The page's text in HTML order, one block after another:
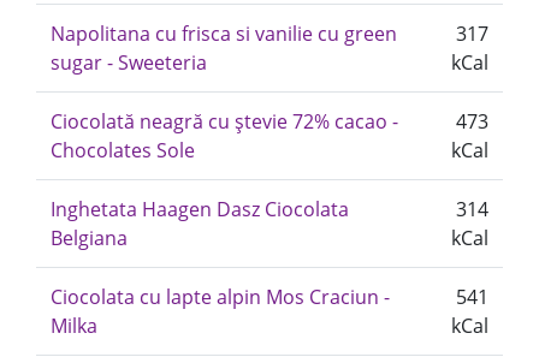
Napolitana cu frisca si vanilie cu green
sugar - Sweeteria
317
kCal
Ciocolată neagră cu ștevie 72% cacao -
Chocolates Sole
473
kCal
Inghetata Haagen Dasz Ciocolata
Belgiana
314
kCal
Ciocolata cu lapte alpin Mos Craciun -
Milka
541
kCal